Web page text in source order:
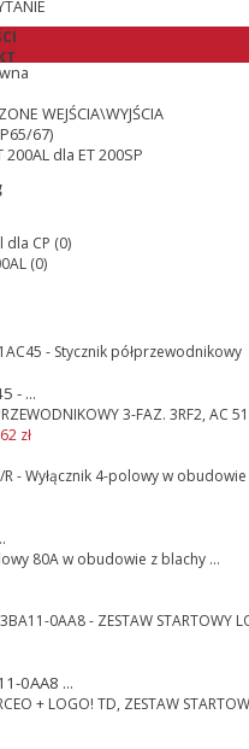
WEJŚCIA\WYJŚCIA
67)
dla ET 200SP
dla CP (0)
(0)
- ...
3-FAZ. 3RF2, AC
zł
80A w obudowie z blachy ...
0AA8 ...
+ LOGO! TD, ZESTAW